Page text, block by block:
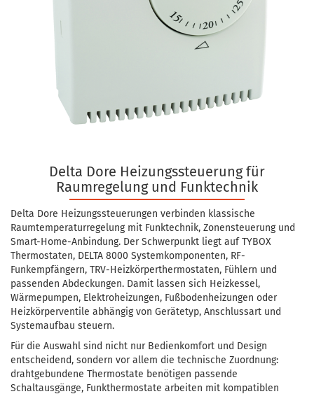
Delta Dore Heizungssteuerung für
Raumregelung und Funktechnik
Delta Dore Heizungssteuerungen verbinden klassische
Raumtemperaturregelung mit Funktechnik, Zonensteuerung und
Smart-Home-Anbindung. Der Schwerpunkt liegt auf TYBOX
Thermostaten, DELTA 8000 Systemkomponenten, RF-
Funkempfängern, TRV-Heizkörperthermostaten, Fühlern und
passenden Abdeckungen. Damit lassen sich Heizkessel,
Wärmepumpen, Elektroheizungen, Fußbodenheizungen oder
Heizkörperventile abhängig von Gerätetyp, Anschlussart und
Systemaufbau steuern.
Für die Auswahl sind nicht nur Bedienkomfort und Design
entscheidend, sondern vor allem die technische Zuordnung:
drahtgebundene Thermostate benötigen passende
Schaltausgänge, Funkthermostate arbeiten mit kompatiblen